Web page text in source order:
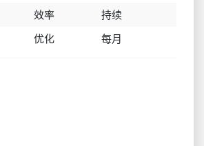
效率
持续
优化 每月